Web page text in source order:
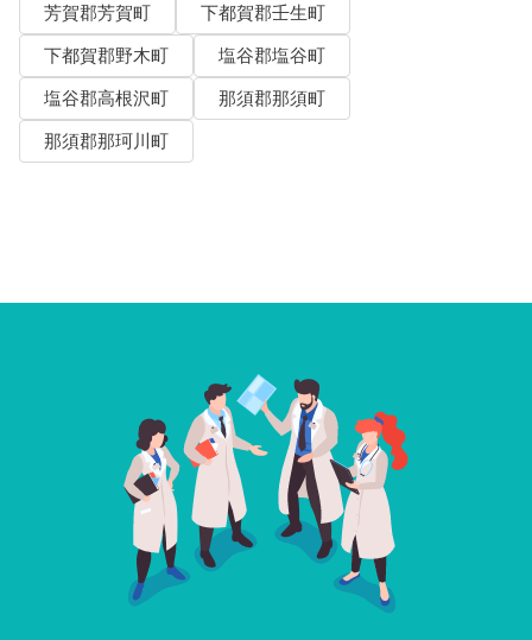
芳賀郡芳賀町
下都賀郡壬生町
下都賀郡野木町
塩谷郡塩谷町
塩谷郡高根沢町
那須郡那須町
那須郡那珂川町